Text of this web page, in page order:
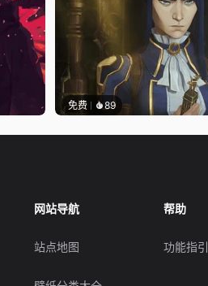
免费 89
网站导航
站点地图
帮助
功能指引